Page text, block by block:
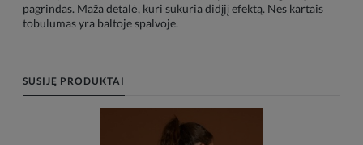
pagrindas. Maža detalė, kuri sukuria didįjį efektą. Nes kartais
tobulumas yra baltoje spalvoje.
SUSIJĘ PRODUKTAI